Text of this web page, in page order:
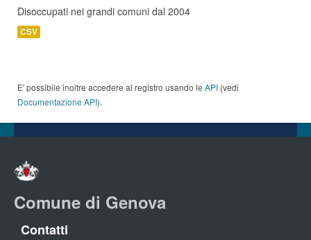
Disoccupati nei grandi comuni dal 2004
CSV
E' possibile inoltre accedere al registro usando le API (vedi
Documentazione API).
Comune di Genova
Contatti